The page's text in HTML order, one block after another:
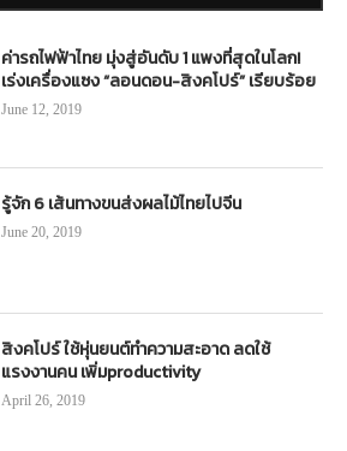
ค่ารถไฟฟ้าไทย มุ่งสู่อันดับ 1 แพงที่สุดในโลก!
เร่งเครื่องแซง “ลอนดอน-สิงคโปร์” เรียบร้อย
June 12, 2019
รู้จัก 6 เส้นทางขนส่งผลไม้ไทยไปจีน
June 20, 2019
สิงคโปร์ ใช้หุ่นยนต์ทำความสะอาด ลดใช้
แรงงานคน เพิ่มproductivity
April 26, 2019